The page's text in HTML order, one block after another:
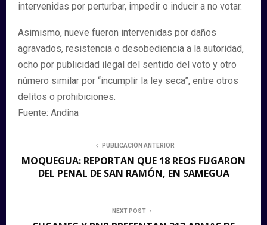
intervenidas por perturbar, impedir o inducir a no votar.
Asimismo, nueve fueron intervenidas por daños
agravados, resistencia o desobediencia a la autoridad,
ocho por publicidad ilegal del sentido del voto y otro
número similar por “incumplir la ley seca”, entre otros
delitos o prohibiciones.
Fuente: Andina
PUBLICACIÓN ANTERIOR
MOQUEGUA: REPORTAN QUE 18 REOS FUGARON
DEL PENAL DE SAN RAMÓN, EN SAMEGUA
NEXT POST